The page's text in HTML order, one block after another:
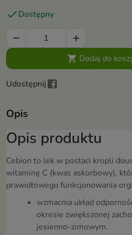
Dostępny


 Dodaj do
Udostępnij
Opis
Opis produktu
Cebion to lek w postaci kropli
witaminę C (kwas askorbowy),
prawidłowego funkcjonowania
wzmacnia układ
okresie zwiększonej
jesienno-zimowym.